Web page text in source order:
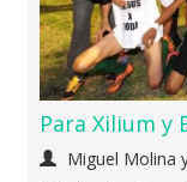
Para Xilium y
Miguel Molina